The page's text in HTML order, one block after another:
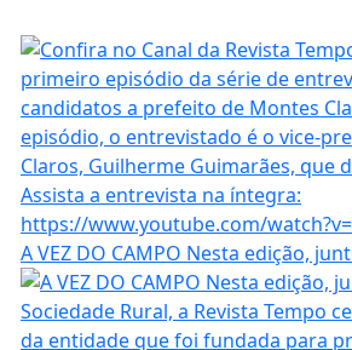
A VEZ DO CAMPO Nesta edição,